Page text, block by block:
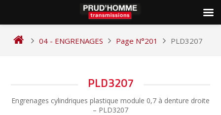
04 - ENGRENAGES Page N°201 PLD3207
PLD3207
Engrenages cylindriques plastique module 0,7 à denture droite
– PLD3207
DE